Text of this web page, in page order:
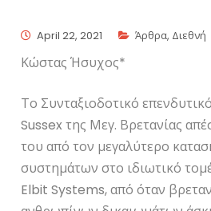
April 22, 2021 Άρθρα, Διεθνή
Κώστας Ήσυχος*
Το Συνταξιοδοτικό
Sussex της Μεγ. Βρετανίας
του από τον μεγαλύτερο
συστημάτων στο ιδιωτικό
Elbit Systems, από όταν